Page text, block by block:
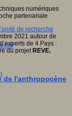
’unité de recherche
2021 autour de
de 4 Pays :
du projet REVE.
de l'anthropocène